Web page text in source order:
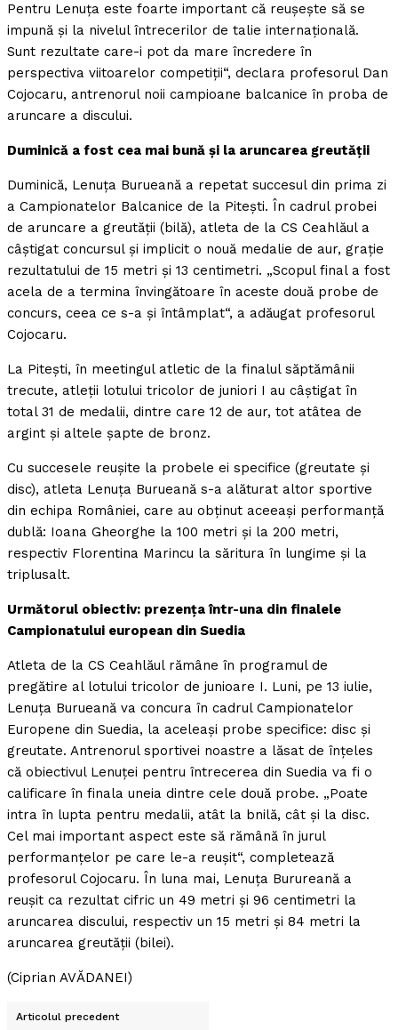
Pentru Lenuţa este foarte important că reuşeşte să se
impună şi la nivelul întrecerilor de talie internaţională.
Sunt rezultate care-i pot da mare încredere în
perspectiva viitoarelor competiţii“, declara profesorul Dan
Cojocaru, antrenorul noii campioane balcanice în proba de
aruncare a discului.
Duminică a fost cea mai bună şi la aruncarea greutăţii
Duminică, Lenuţa Burueană a repetat succesul din prima zi
a Campionatelor Balcanice de la Piteşti. În cadrul probei
de aruncare a greutăţii (bilă), atleta de la CS Ceahlăul a
câştigat concursul şi implicit o nouă medalie de aur, graţie
rezultatului de 15 metri şi 13 centimetri. „Scopul final a fost
acela de a termina învingătoare în aceste două probe de
concurs, ceea ce s-a şi întâmplat“, a adăugat profesorul
Cojocaru.
La Piteşti, în meetingul atletic de la finalul săptămânii
trecute, atleţii lotului tricolor de juniori I au câştigat în
total 31 de medalii, dintre care 12 de aur, tot atâtea de
argint şi altele şapte de bronz.
Cu succesele reuşite la probele ei specifice (greutate şi
disc), atleta Lenuţa Burueană s-a alăturat altor sportive
din echipa României, care au obţinut aceeaşi performanţă
dublă: Ioana Gheorghe la 100 metri şi la 200 metri,
respectiv Florentina Marincu la săritura în lungime şi la
triplusalt.
Următorul obiectiv: prezenţa într-una din finalele
Campionatului european din Suedia
Atleta de la CS Ceahlăul rămâne în programul de
pregătire al lotului tricolor de junioare I. Luni, pe 13 iulie,
Lenuţa Burueană va concura în cadrul Campionatelor
Europene din Suedia, la aceleaşi probe specifice: disc şi
greutate. Antrenorul sportivei noastre a lăsat de înţeles
că obiectivul Lenuţei pentru întrecerea din Suedia va fi o
calificare în finala uneia dintre cele două probe. „Poate
intra în lupta pentru medalii, atât la bnilă, cât şi la disc.
Cel mai important aspect este să rămână în jurul
performanţelor pe care le-a reuşit“, completează
profesorul Cojocaru. În luna mai, Lenuţa Burureană a
reuşit ca rezultat cifric un 49 metri şi 96 centimetri la
aruncarea discului, respectiv un 15 metri şi 84 metri la
aruncarea greutăţii (bilei).
(Ciprian AVĂDANEI)
Articolul precedent